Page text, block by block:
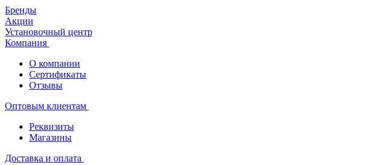
Бренды
Акции
Установочный центр
Компания
О компании
Сертификаты
Отзывы
Оптовым клиентам
Реквизиты
Магазины
Доставка и оплата